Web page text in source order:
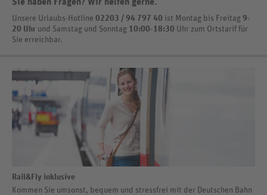
Sie haben Fragen? Wir helfen gerne.
Unsere Urlaubs-Hotline 02203 / 94 797 40 ist Montag bis Freitag 9-
20 Uhr und Samstag und Sonntag 10:00-18:30 Uhr zum Ortstarif für
Sie erreichbar.
Rail&Fly inklusive
Kommen Sie umsonst, bequem und stressfrei mit der Deutschen Bahn